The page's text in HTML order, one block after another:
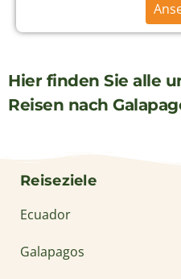
Hier finden Sie alle
Reisen nach
Reiseziele
Ecuador
Galapagos